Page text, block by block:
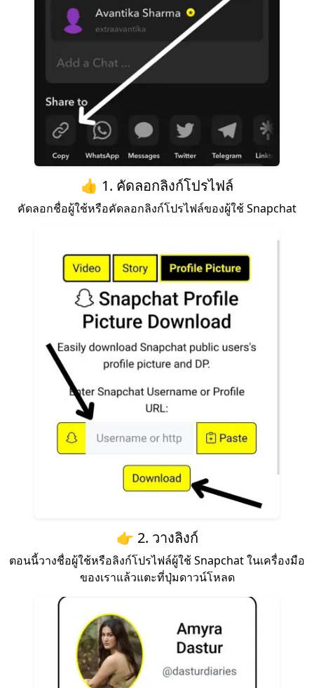
👍 1. คัดลอกลิงก์โปรไฟล์
คัดลอกชื่อผู้ใช้หรือคัดลอกลิงก์โปรไฟล์ของผู้ใช้ Snapchat
👉 2. วางลิงก์
ตอนนี้วางชื่อผู้ใช้หรือลิงก์โปรไฟล์ผู้ใช้ Snapchat ในเครื่องมือ
ของเราแล้วแตะที่ปุ่มดาวน์โหลด